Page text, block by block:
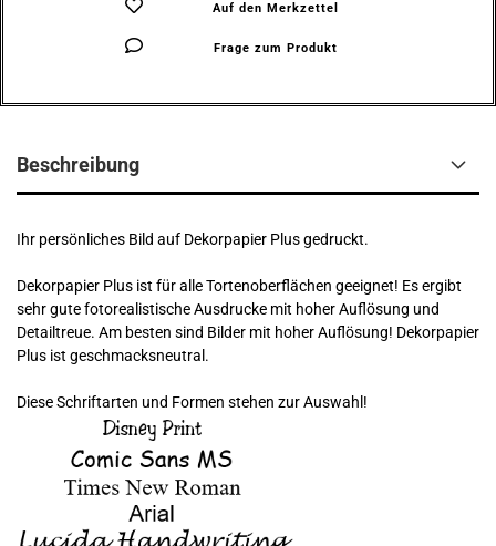
Auf den Merkzettel
Frage zum Produkt
Beschreibung
Ihr persönliches Bild auf Dekorpapier Plus gedruckt.
Dekorpapier Plus ist für alle Tortenoberflächen geeignet! Es ergibt
sehr gute fotorealistische Ausdrucke mit hoher Auflösung und
Detailtreue. Am besten sind Bilder mit hoher Auflösung! Dekorpapier
Plus ist geschmacksneutral.
Diese Schriftarten und Formen stehen zur Auswahl!